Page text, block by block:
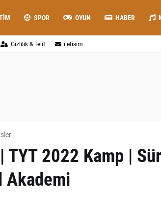
SPOR OYUN HABER
Gizlilik & Telif iletisim
TYT 2022 Kamp |
Akademi